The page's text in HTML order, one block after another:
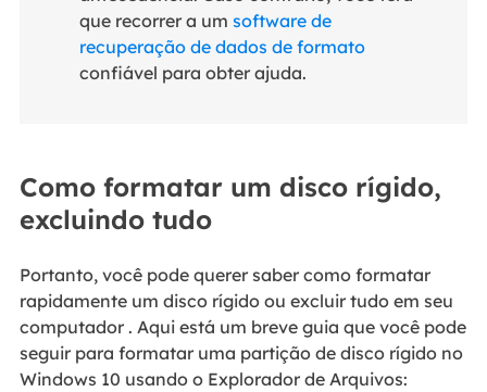
que recorrer a um software de
recuperação de dados de formato
confiável para obter ajuda.
Como formatar um disco rígido,
excluindo tudo
Portanto, você pode querer saber como formatar
rapidamente um disco rígido ou excluir tudo em seu
computador . Aqui está um breve guia que você pode
seguir para formatar uma partição de disco rígido no
Windows 10 usando o Explorador de Arquivos: